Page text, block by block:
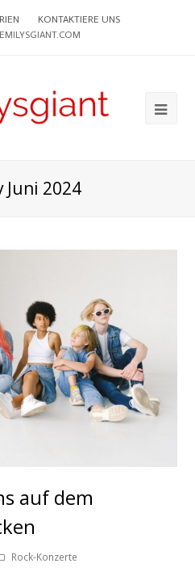
KONTAKTIERE UNS
2024
auf dem
Rock-Konzerte